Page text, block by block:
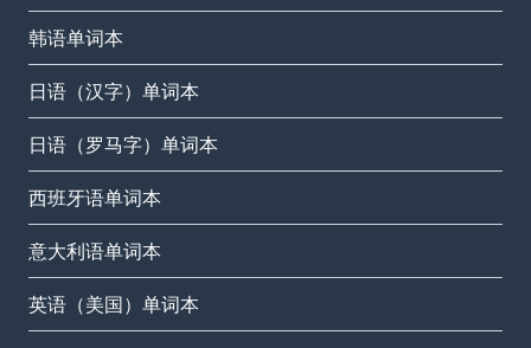
韩语单词本
日语（汉字）单词本
日语（罗马字）单词本
西班牙语单词本
意大利语单词本
英语（美国）单词本